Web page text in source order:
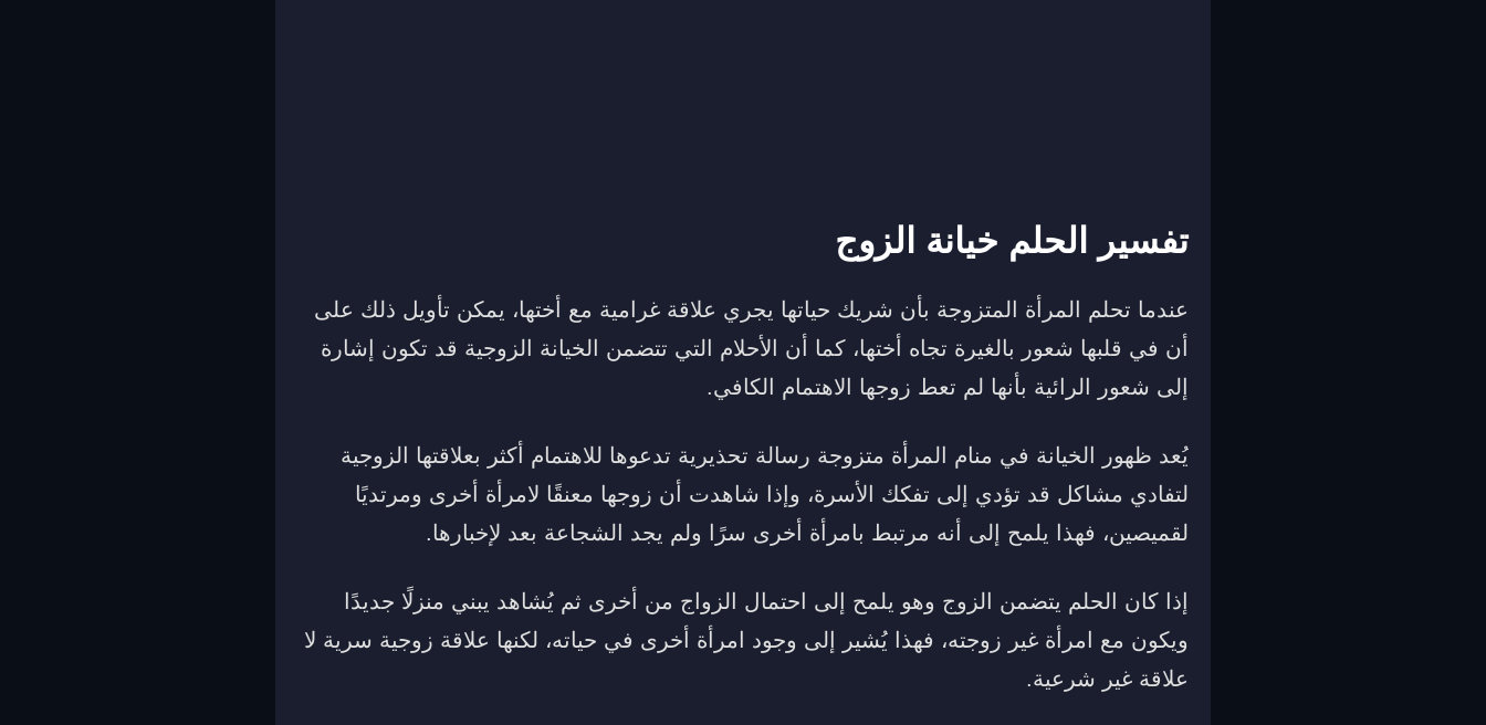
تفسير الحلم خيانة الزوج
عندما تحلم المرأة المتزوجة بأن شريك حياتها يجري علاقة غرامية مع أختها، يمكن تأويل ذلك على
أن في قلبها شعور بالغيرة تجاه أختها، كما أن الأحلام التي تتضمن الخيانة الزوجية قد تكون إشارة
إلى شعور الرائية بأنها لم تعط زوجها الاهتمام الكافي.
يُعد ظهور الخيانة في منام المرأة متزوجة رسالة تحذيرية تدعوها للاهتمام أكثر بعلاقتها الزوجية
لتفادي مشاكل قد تؤدي إلى تفكك الأسرة، وإذا شاهدت أن زوجها معنقًا لامرأة أخرى ومرتديًا
لقميصين، فهذا يلمح إلى أنه مرتبط بامرأة أخرى سرًا ولم يجد الشجاعة بعد لإخبارها.
إذا كان الحلم يتضمن الزوج وهو يلمح إلى احتمال الزواج من أخرى ثم يُشاهد يبني منزلًا جديدًا
ويكون مع امرأة غير زوجته، فهذا يُشير إلى وجود امرأة أخرى في حياته، لكنها علاقة زوجية سرية لا
علاقة غير شرعية.